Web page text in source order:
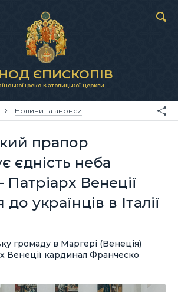
ЄПИСКОПІВ
Греко-Католицької Церкви
Новини та анонси
прапор
єдність неба
Патріарх Венеції
українців в Італії
громаду в Маргері (Венеція)
Венеції кардинал Франческо